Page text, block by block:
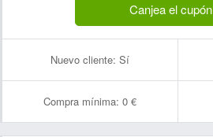
Canjea el cupón
Nuevo cliente: Sí
Compra mínima: 0 €